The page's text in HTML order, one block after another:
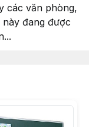
các văn phòng,
đang được